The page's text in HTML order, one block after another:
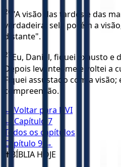
26 "A visão das tardes e das
verdadeira; sela porém a
distante".
27 Eu, Daniel, fiquei exausto e
Depois levantei-me e voltei a
Fiquei assustado com a visão;
compreensão.
← Voltar para NVI
← Capítulo 7
Todos os capítulos
Capítulo 9 →
✝️ BÍBLIA HOJE